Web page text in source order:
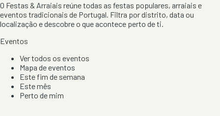
O Festas & Arraiais reúne todas as festas populares, arraiais e
eventos tradicionais de Portugal. Filtra por distrito, data ou
localização e descobre o que acontece perto de ti.
Eventos
Ver todos os eventos
Mapa de eventos
Este fim de semana
Este mês
Perto de mim